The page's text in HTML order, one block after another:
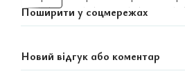
Поширити у соцмережах
Новий відгук або коментар